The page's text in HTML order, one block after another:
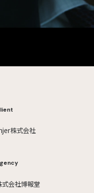
株式会社
式会社博報堂